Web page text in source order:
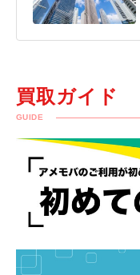
買取ガイド
GUIDE